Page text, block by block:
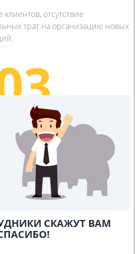
отсутствие
трат на организацию новых
СКАЖУТ ВАМ